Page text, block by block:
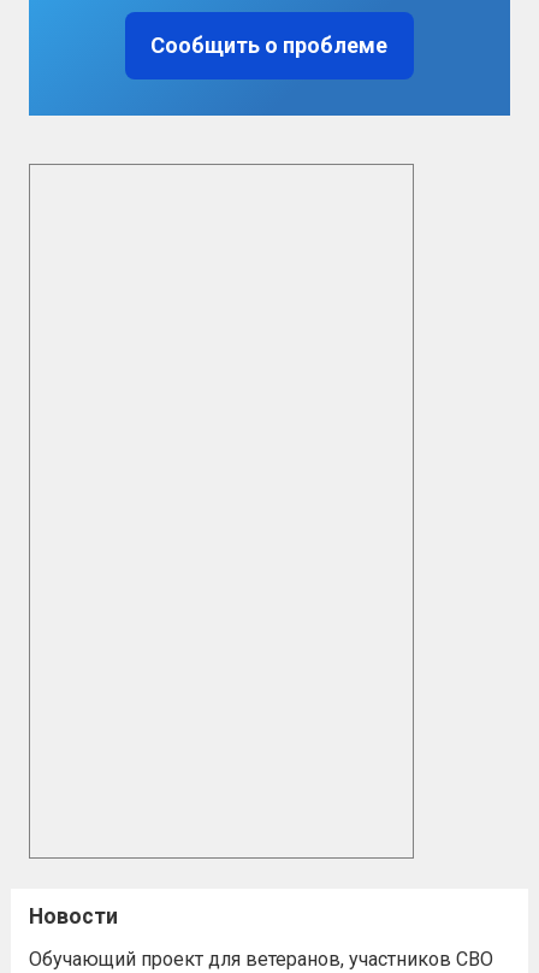
Сообщить о проблеме
Новости
Обучающий проект для ветеранов, участников СВО